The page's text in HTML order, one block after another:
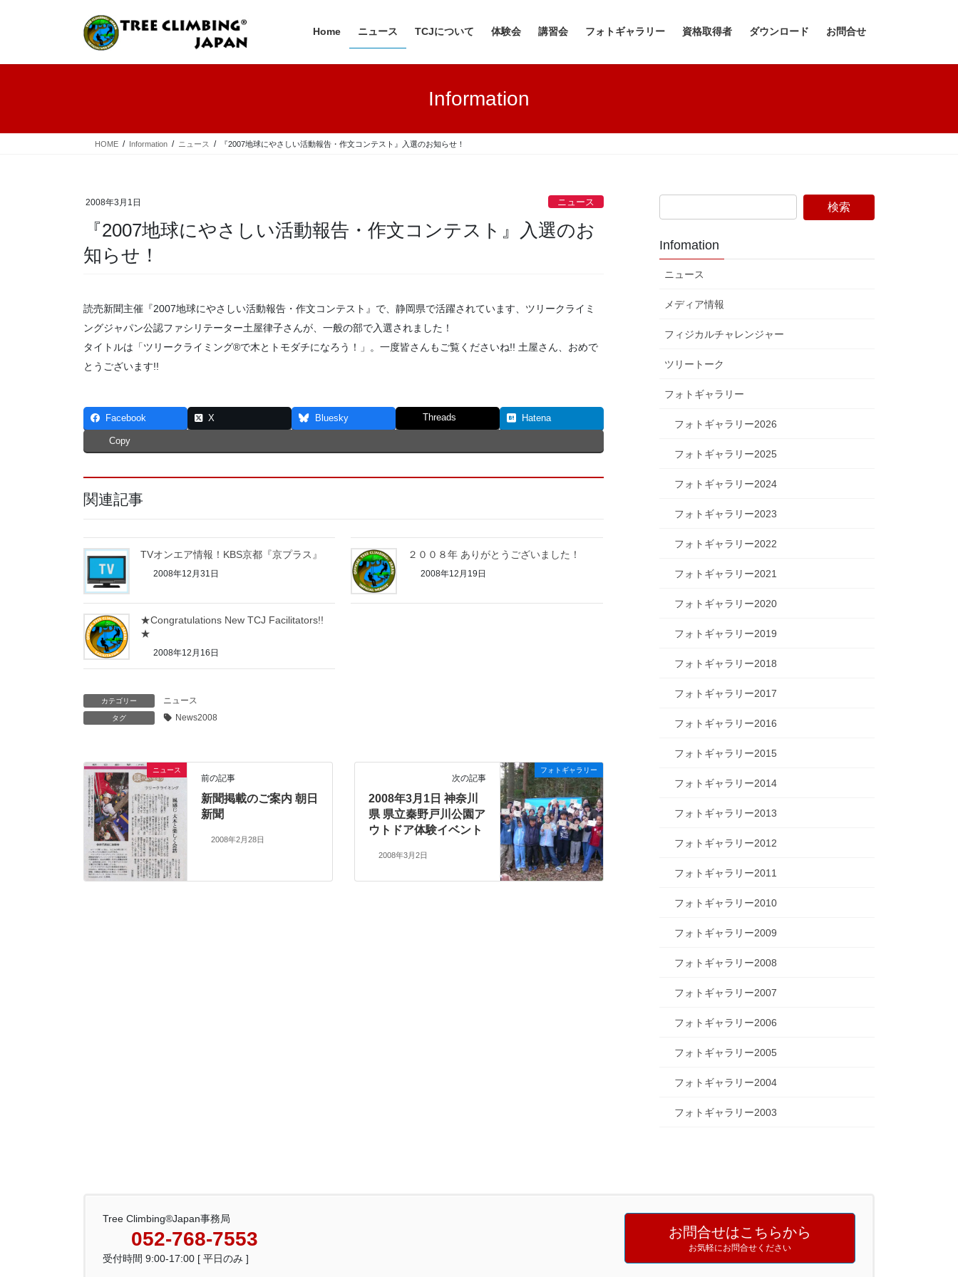
ツ
シ
Home ニュース TCJについて 体験会 講習会 フォトギャラリー 資格取得者 ダウンロード お問合せ
Information
HOME Information ニュース 『2007地球にやさしい活動報告・作文コンテスト』入選のお知らせ！
2008年3月1日 ニュース
『2007地球にやさしい活動報告・作文コンテスト』入選のお
知らせ！
読売新聞主催『2007地球にやさしい活動報告・作文コンテスト』で、静岡県で活躍されています、ツリークライミ
ングジャパン公認ファシリテーター土屋律子さんが、一般の部で入選されました！
タイトルは「ツリークライミング®で木とトモダチになろう！」。一度皆さんもご覧くださいね!! 土屋さん、おめで
とうございます!!
Facebook X Bluesky Threads Hatena
Copy
関連記事
TVオンエア情報！KBS京都『京プラス』
2008年12月31日
２００８年 ありがとうございました！
2008年12月19日
★Congratulations New TCJ Facilitators!!
★
2008年12月16日
カテゴリー ニュース
タグ News2008
ニュース
前の記事
新聞掲載のご案内 朝日
新聞
2008年2月28日
フォトギャラリー
次の記事
2008年3月1日 神奈川
県 県立秦野戸川公園ア
ウトドア体験イベント
2008年3月2日
Infomation
ニュース
メディア情報
フィジカルチャレンジャー
ツリートーク
フォトギャラリー
フォトギャラリー2026
フォトギャラリー2025
フォトギャラリー2024
フォトギャラリー2023
フォトギャラリー2022
フォトギャラリー2021
フォトギャラリー2020
フォトギャラリー2019
フォトギャラリー2018
フォトギャラリー2017
フォトギャラリー2016
フォトギャラリー2015
フォトギャラリー2014
フォトギャラリー2013
フォトギャラリー2012
フォトギャラリー2011
フォトギャラリー2010
フォトギャラリー2009
フォトギャラリー2008
フォトギャラリー2007
フォトギャラリー2006
フォトギャラリー2005
フォトギャラリー2004
フォトギャラリー2003
Tree Climbing®Japan事務局
052-768-7553
受付時間 9:00-17:00 [ 平日のみ ]
お問合せはこちらから
お気軽にお問合せください